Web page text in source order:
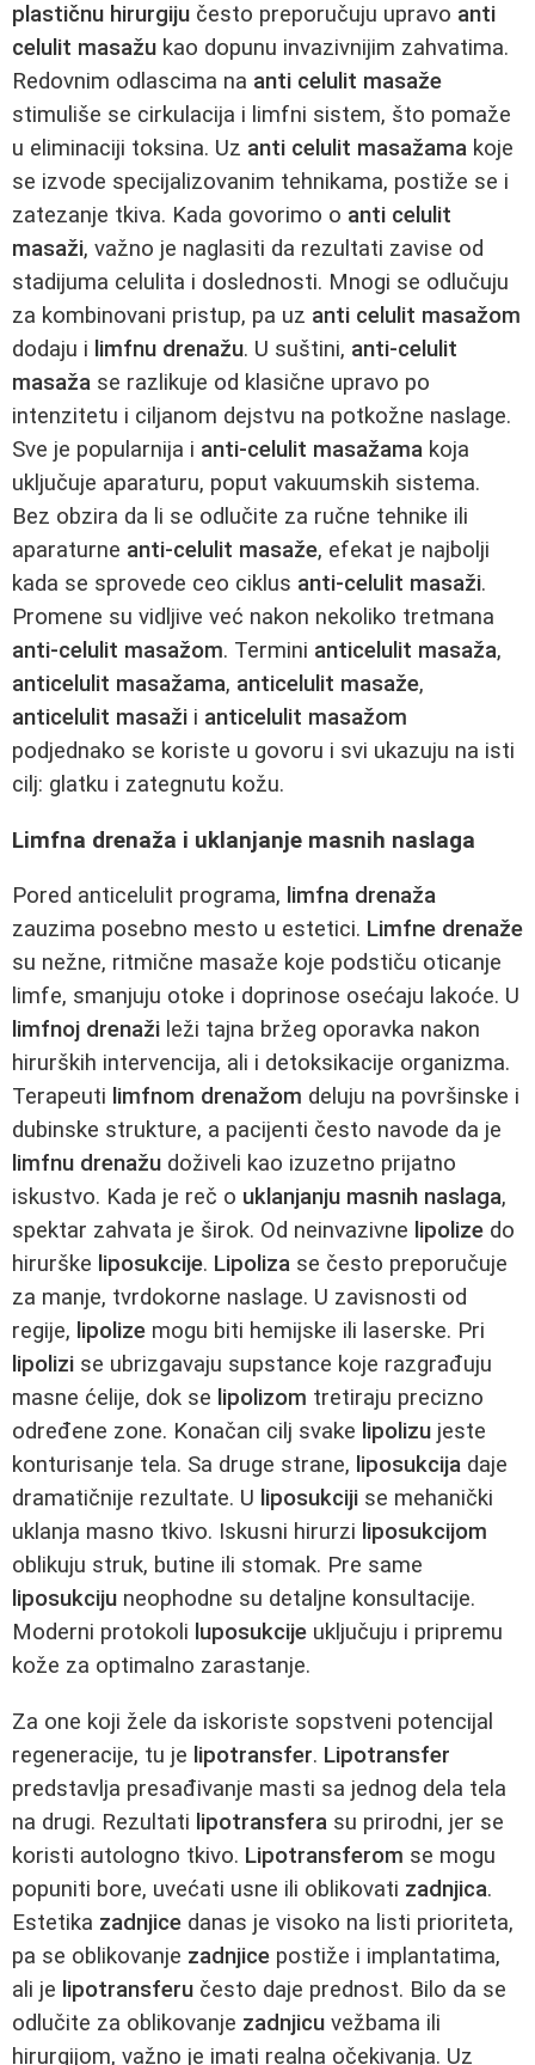
plastičnu hirurgiju često preporučuju upravo anti
celulit masažu kao dopunu invazivnijim zahvatima.
Redovnim odlascima na anti celulit masaže
stimuliše se cirkulacija i limfni sistem, što pomaže
u eliminaciji toksina. Uz anti celulit masažama koje
se izvode specijalizovanim tehnikama, postiže se i
zatezanje tkiva. Kada govorimo o anti celulit
masaži, važno je naglasiti da rezultati zavise od
stadijuma celulita i doslednosti. Mnogi se odlučuju
za kombinovani pristup, pa uz anti celulit masažom
dodaju i limfnu drenažu. U suštini, anti-celulit
masaža se razlikuje od klasične upravo po
intenzitetu i ciljanom dejstvu na potkožne naslage.
Sve je popularnija i anti-celulit masažama koja
uključuje aparaturu, poput vakuumskih sistema.
Bez obzira da li se odlučite za ručne tehnike ili
aparaturne anti-celulit masaže, efekat je najbolji
kada se sprovede ceo ciklus anti-celulit masaži.
Promene su vidljive već nakon nekoliko tretmana
anti-celulit masažom. Termini anticelulit masaža,
anticelulit masažama, anticelulit masaže,
anticelulit masaži i anticelulit masažom
podjednako se koriste u govoru i svi ukazuju na isti
cilj: glatku i zategnutu kožu.
Limfna drenaža i uklanjanje masnih naslaga
Pored anticelulit programa, limfna drenaža
zauzima posebno mesto u estetici. Limfne drenaže
su nežne, ritmične masaže koje podstiču oticanje
limfe, smanjuju otoke i doprinose osećaju lakoće. U
limfnoj drenaži leži tajna bržeg oporavka nakon
hirurških intervencija, ali i detoksikacije organizma.
Terapeuti limfnom drenažom deluju na površinske i
dubinske strukture, a pacijenti često navode da je
limfnu drenažu doživeli kao izuzetno prijatno
iskustvo. Kada je reč o uklanjanju masnih naslaga,
spektar zahvata je širok. Od neinvazivne lipolize do
hirurške liposukcije. Lipoliza se često preporučuje
za manje, tvrdokorne naslage. U zavisnosti od
regije, lipolize mogu biti hemijske ili laserske. Pri
lipolizi se ubrizgavaju supstance koje razgrađuju
masne ćelije, dok se lipolizom tretiraju precizno
određene zone. Konačan cilj svake lipolizu jeste
konturisanje tela. Sa druge strane, liposukcija daje
dramatičnije rezultate. U liposukciji se mehanički
uklanja masno tkivo. Iskusni hirurzi liposukcijom
oblikuju struk, butine ili stomak. Pre same
liposukciju neophodne su detaljne konsultacije.
Moderni protokoli luposukcije uključuju i pripremu
kože za optimalno zarastanje.
Za one koji žele da iskoriste sopstveni potencijal
regeneracije, tu je lipotransfer. Lipotransfer
predstavlja presađivanje masti sa jednog dela tela
na drugi. Rezultati lipotransfera su prirodni, jer se
koristi autologno tkivo. Lipotransferom se mogu
popuniti bore, uvećati usne ili oblikovati zadnjica.
Estetika zadnjice danas je visoko na listi prioriteta,
pa se oblikovanje zadnjice postiže i implantatima,
ali je lipotransferu često daje prednost. Bilo da se
odlučite za oblikovanje zadnjicu vežbama ili
hirurgijom, važno je imati realna očekivanja. Uz